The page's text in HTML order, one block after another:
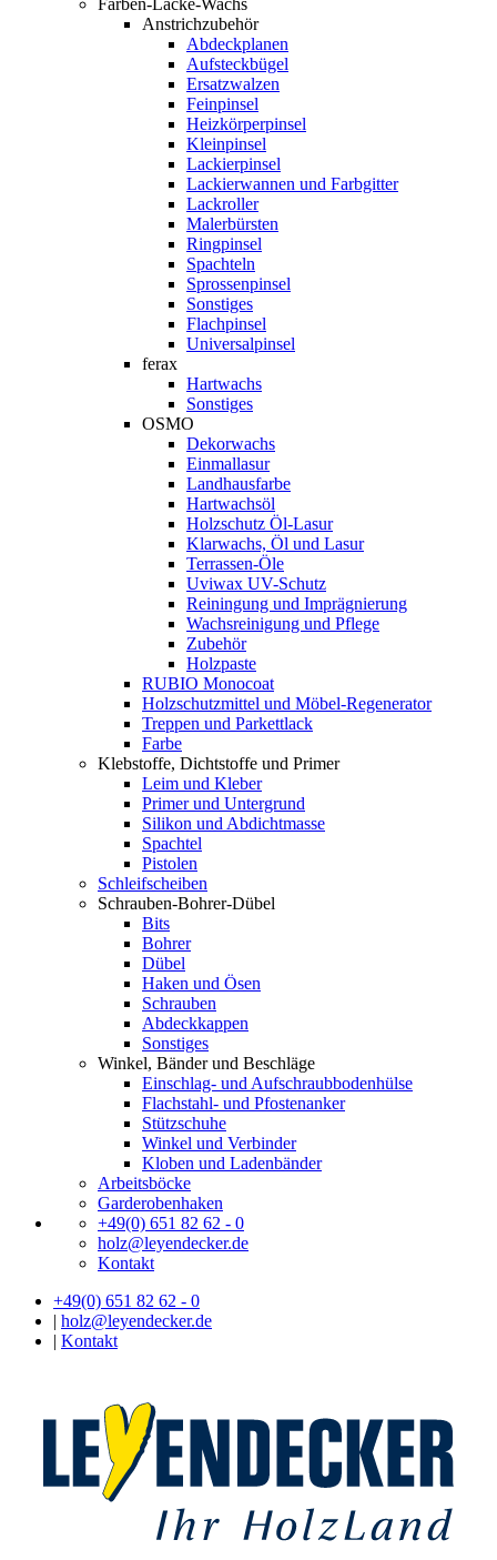
Anstrichzubehör
Abdeckplanen
Aufsteckbügel
Ersatzwalzen
Feinpinsel
Heizkörperpinsel
Kleinpinsel
Lackierpinsel
Lackierwannen und Farbgitter
Lackroller
Malerbürsten
Ringpinsel
Spachteln
Sprossenpinsel
Sonstiges
Flachpinsel
Universalpinsel
ferax
Hartwachs
Sonstiges
OSMO
Dekorwachs
Einmallasur
Landhausfarbe
Hartwachsöl
Holzschutz Öl-Lasur
Klarwachs, Öl und Lasur
Terrassen-Öle
Uviwax UV-Schutz
Reiningung und Imprägnierung
Wachsreinigung und Pflege
Zubehör
Holzpaste
RUBIO Monocoat
Holzschutzmittel und Möbel-Regenerator
Treppen und Parkettlack
Farbe
Klebstoffe, Dichtstoffe und Primer
Leim und Kleber
Primer und Untergrund
Silikon und Abdichtmasse
Spachtel
Pistolen
Schleifscheiben
Schrauben-Bohrer-Dübel
Bits
Bohrer
Dübel
Haken und Ösen
Schrauben
Abdeckkappen
Sonstiges
Winkel, Bänder und Beschläge
Einschlag- und Aufschraubbodenhülse
Flachstahl- und Pfostenanker
Stützschuhe
Winkel und Verbinder
Kloben und Ladenbänder
Arbeitsböcke
Garderobenhaken
+49(0) 651 82 62 - 0
holz@leyendecker.de
Kontakt
+49(0) 651 82 62 - 0
| holz@leyendecker.de
| Kontakt